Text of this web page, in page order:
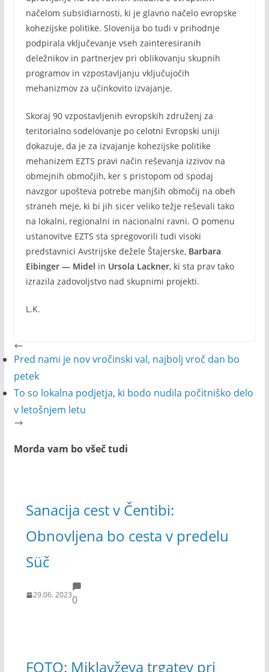
načelom subsidiarnosti, ki je glavno načelo evropske
kohezijske politike. Slovenija bo tudi v prihodnje
podpirala vključevanje vseh zainteresiranih
deležnikov in partnerjev pri oblikovanju skupnih
programov in vzpostavljanju vključujočih
mehanizmov za učinkovito izvajanje.
Skoraj 90 vzpostavljenih evropskih združenj za
teritorialno sodelovanje po celotni Evropski uniji
dokazuje, da je za izvajanje kohezijske politike
mehanizem EZTS pravi način reševanja izzivov na
obmejnih območjih, ker s pristopom od spodaj
navzgor upošteva potrebe manjših območij na obeh
straneh meje, ki bi jih sicer veliko težje reševali tako
na lokalni, regionalni in nacionalni ravni. O pomenu
ustanovitve EZTS sta spregovorili tudi visoki
predstavnici Avstrijske dežele Štajerske, Barbara
Eibinger — Midel in Ursola Lackner, ki sta prav tako
izrazila zadovoljstvo nad skupnimi projekti.
L.K.
Pred nami je nov vročinski val, najbolj vroč dan bo
petek
To so lokalna podjetja, ki bodo nudila počitniško delo
v letošnjem letu
Morda vam bo všeč tudi
Sanacija cest v Čentibi:
Obnovljena bo cesta v predelu
Süč
29.06. 20230
FOTO: Miklavževa trgatev pri